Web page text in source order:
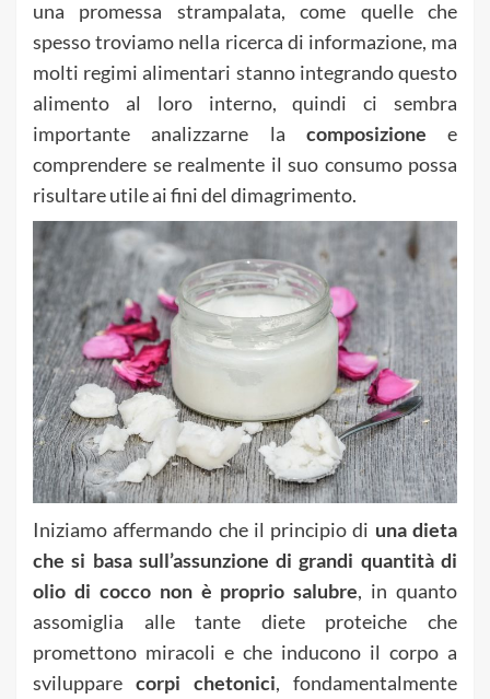
una promessa strampalata, come quelle che
spesso troviamo nella ricerca di informazione, ma
molti regimi alimentari stanno integrando questo
alimento al loro interno, quindi ci sembra
importante analizzarne la composizione e
comprendere se realmente il suo consumo possa
risultare utile ai fini del dimagrimento.
Iniziamo affermando che il principio di una dieta
che si basa sull’assunzione di grandi quantità di
olio di cocco non è proprio salubre, in quanto
assomiglia alle tante diete proteiche che
promettono miracoli e che inducono il corpo a
sviluppare corpi chetonici, fondamentalmente